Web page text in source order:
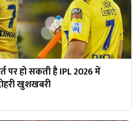
पर हो सकती है IPL 2026 में
खुशखबरी